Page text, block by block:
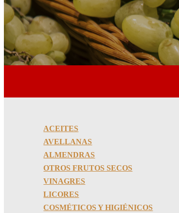
ACEITES
AVELLANAS
ALMENDRAS
OTROS FRUTOS SECOS
VINAGRES
LICORES
COSMÉTICOS Y HIGIÉNICOS